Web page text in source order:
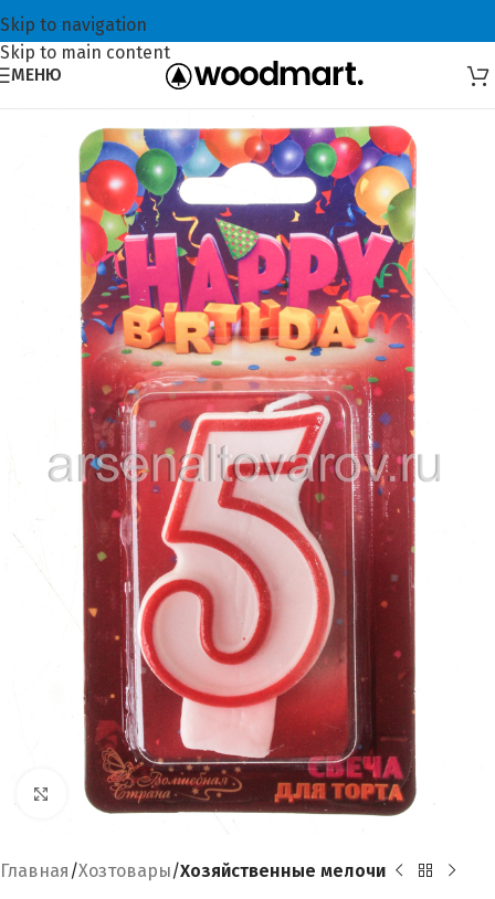
Skip to navigation
Skip to main content
МЕНЮ
Увеличить
Главная Хозтовары Хозяйственные мелочи